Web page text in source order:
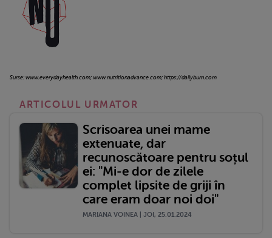
Surse: www.everydayhealth.com; www.nutritionadvance.com; https://dailyburn.com
ARTICOLUL URMATOR
Scrisoarea unei mame
extenuate, dar
recunoscătoare pentru soțul
ei: "Mi-e dor de zilele
complet lipsite de griji în
care eram doar noi doi"
MARIANA VOINEA | JOI, 25.01.2024